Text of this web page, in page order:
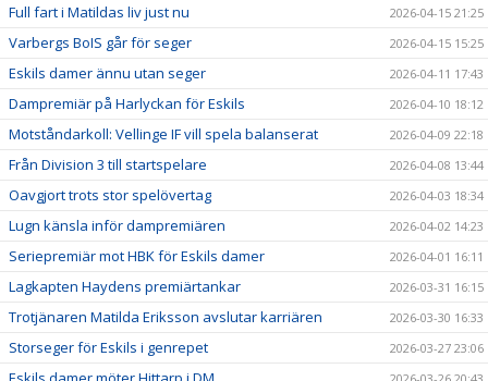
Full fart i Matildas liv just nu 2026-04-15 21:25
Varbergs BoIS går för seger 2026-04-15 15:25
Eskils damer ännu utan seger 2026-04-11 17:43
Dampremiär på Harlyckan för Eskils 2026-04-10 18:12
Motståndarkoll: Vellinge IF vill spela balanserat 2026-04-09 22:18
Från Division 3 till startspelare 2026-04-08 13:44
Oavgjort trots stor spelövertag 2026-04-03 18:34
Lugn känsla inför dampremiären 2026-04-02 14:23
Seriepremiär mot HBK för Eskils damer 2026-04-01 16:11
Lagkapten Haydens premiärtankar 2026-03-31 16:15
Trotjänaren Matilda Eriksson avslutar karriären 2026-03-30 16:33
Storseger för Eskils i genrepet 2026-03-27 23:06